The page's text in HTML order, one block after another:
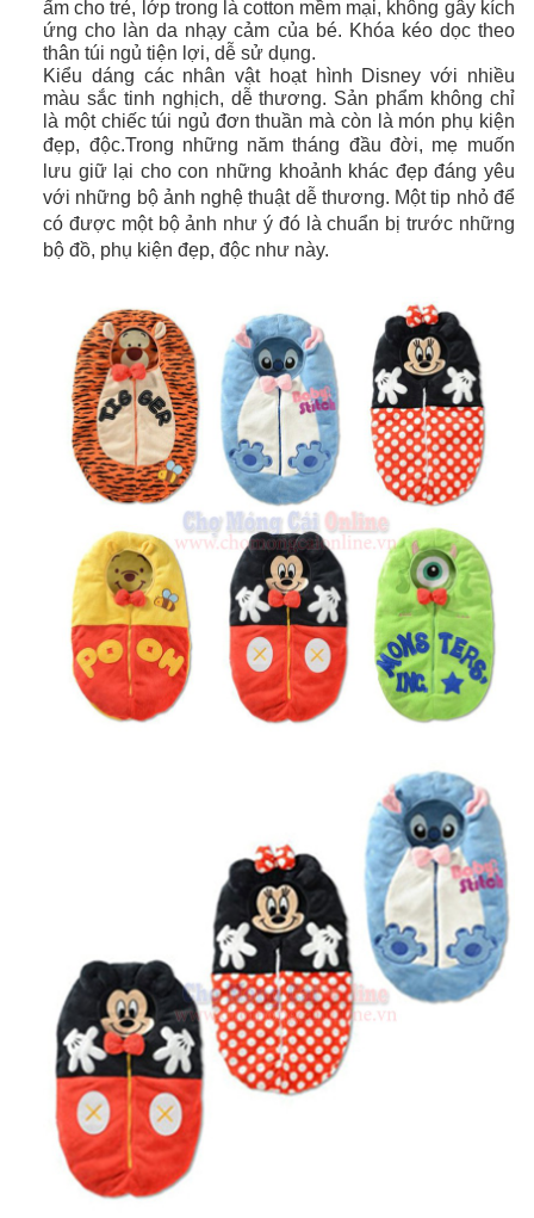
ấm cho trẻ, lớp trong là cotton mềm mại, không gây kích
ứng cho làn da nhạy cảm của bé. Khóa kéo dọc theo
thân túi ngủ tiện lợi, dễ sử dụng.
Kiểu dáng các nhân vật hoạt hình Disney với nhiều
màu sắc tinh nghịch, dễ thương. Sản phẩm không chỉ
là một chiếc túi ngủ đơn thuần mà còn là món phụ kiện
đẹp, độc.Trong những năm tháng đầu đời, mẹ muốn
lưu giữ lại cho con những khoảnh khác đẹp đáng yêu
với những bộ ảnh nghệ thuật dễ thương. Một tip nhỏ để
có được một bộ ảnh như ý đó là chuẩn bị trước những
bộ đồ, phụ kiện đẹp, độc như này.